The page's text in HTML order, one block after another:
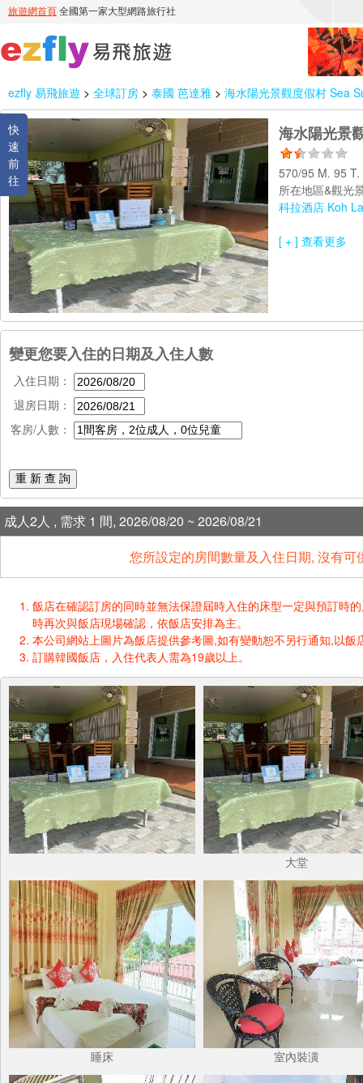
ezfly 易飛旅遊 > 全球訂房 > 泰國 芭達雅 > 海水陽光景觀度假村 Sea
快
速
前
往
海水陽光景
570/95 M. 95
所在地區&觀光
科拉酒店 Koh
[ + ] 查看更多
變更您要入住的日期及入住人數
入住日期：
退房日期：
客房/人數：
重 新 查 詢
成人2人 , 需求 1 間, 2026/08/20 ~ 2026/08/21
您所設定的房間數量及入住日期, 沒有
飯店在確認訂房的同時並無法保證屆時入住的床型一定與預訂時
時再次與飯店現場確認，依飯店安排為主。
本公司網站上圖片為飯店提供參考圖,如有變動恕不另行通知,以飯
訂購韓國飯店，入住代表人需為19歲以上。
大堂
睡床 室內裝潢